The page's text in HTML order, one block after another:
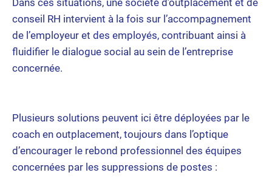
conseil RH intervient à la fois sur l’accompagnement
de l’employeur et des employés, contribuant ainsi à
fluidifier le dialogue social au sein de l’entreprise
concernée.
Plusieurs solutions peuvent ici être déployées par le
coach en outplacement, toujours dans l’optique
d’encourager le rebond professionnel des équipes
concernées par les suppressions de postes :